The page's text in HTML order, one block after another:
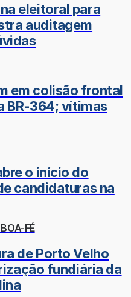
eleitoral para
auditagem
em colisão frontal
BR-364; vítimas
o início do
candidaturas na
FÉ
de Porto Velho
fundiária da